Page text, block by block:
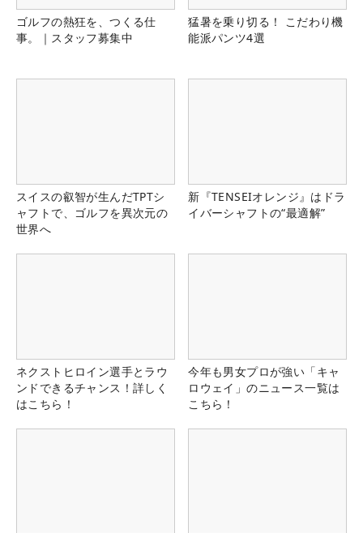
ゴルフの熱狂を、つくる仕
事。｜スタッフ募集中
猛暑を乗り切る！ こだわり機
能派パンツ4選
スイスの叡智が生んだTPTシ
ャフトで、ゴルフを異次元の
世界へ
新『TENSEIオレンジ』はドラ
イバーシャフトの“最適解”
ネクストヒロイン選手とラウ
ンドできるチャンス！詳しく
はこちら！
今年も男女プロが強い「キャ
ロウェイ」のニュース一覧は
こちら！